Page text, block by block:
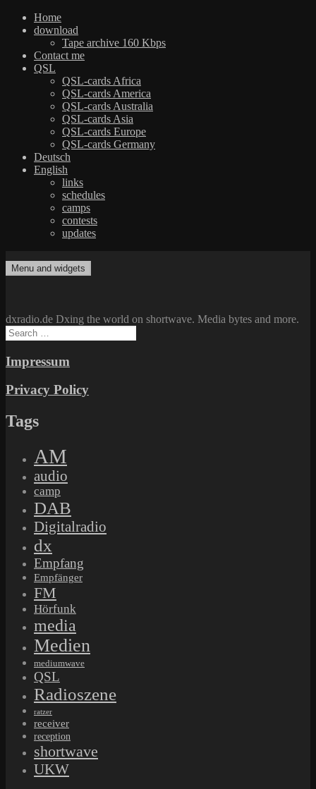
Home
download
Tape archive 160 Kbps
Contact me
QSL
QSL-cards Africa
QSL-cards America
QSL-cards Australia
QSL-cards Asia
QSL-cards Europe
QSL-cards Germany
Deutsch
English
links
schedules
camps
contests
updates
to
dxradio.de
DXing the world on shortwave
Menu and widgets
dxradio.de Dxing the world on shortwave. Media bytes and more.
Search
for:
Impressum
Privacy Policy
Tags
AM
audio
camp
DAB
Digitalradio
dx
Empfang
Empfänger
FM
Hörfunk
media
Medien
mediumwave
QSL
Radioszene
ratzer
receiver
reception
shortwave
UKW